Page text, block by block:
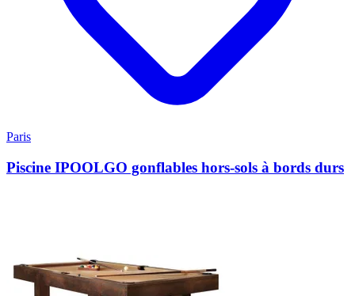
Paris
Piscine IPOOLGO gonflables hors-sols à bords durs